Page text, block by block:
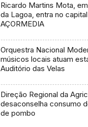
Ricardo Martins Mota,
da Lagoa, entra no
AÇORMEDIA
Orquestra Nacional
músicos locais atuam
Auditório das Velas
Direção Regional da
desaconselha consumo
de pombo